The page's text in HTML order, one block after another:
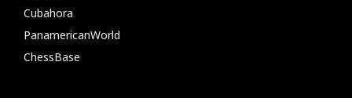
Cubahora
PanamericanWorld
ChessBase